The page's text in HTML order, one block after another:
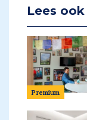
Lees ook
Premium